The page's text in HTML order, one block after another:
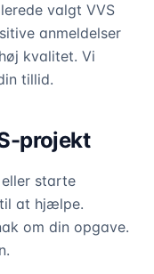
valgt VVS
anmeldelser
kvalitet. Vi
tillid.
projekt
starte
at hjælpe.
om din opgave.